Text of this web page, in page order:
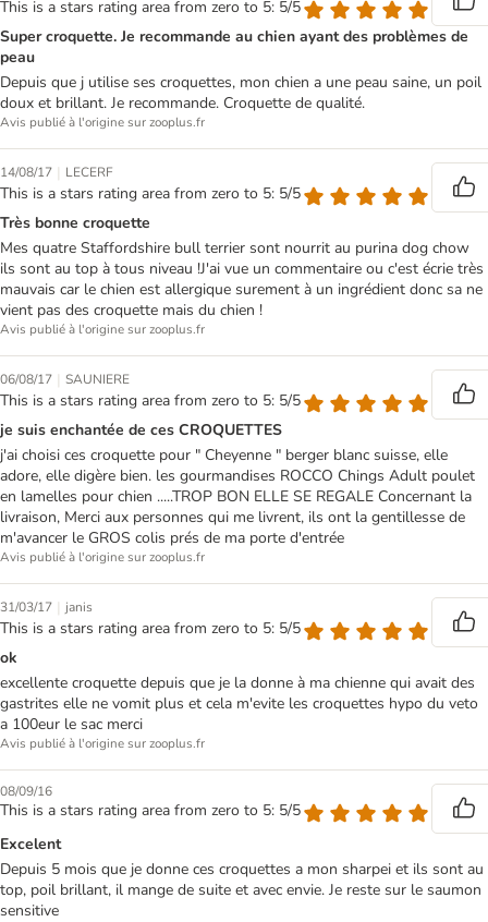
This is a stars rating area from zero to 5: 5/5
Super croquette. Je recommande au chien ayant des problèmes de
peau
Depuis que j utilise ses croquettes, mon chien a une peau saine, un poil
doux et brillant. Je recommande. Croquette de qualité.
Avis publié à l'origine sur zooplus.fr
14/08/17 | LECERF
This is a stars rating area from zero to 5: 5/5
Très bonne croquette
Mes quatre Staffordshire bull terrier sont nourrit au purina dog chow
ils sont au top à tous niveau !J'ai vue un commentaire ou c'est écrie très
mauvais car le chien est allergique surement à un ingrédient donc sa ne
vient pas des croquette mais du chien !
Avis publié à l'origine sur zooplus.fr
06/08/17 | SAUNIERE
This is a stars rating area from zero to 5: 5/5
je suis enchantée de ces CROQUETTES
j'ai choisi ces croquette pour " Cheyenne " berger blanc suisse, elle
adore, elle digère bien. les gourmandises ROCCO Chings Adult poulet
en lamelles pour chien .....TROP BON ELLE SE REGALE Concernant la
livraison, Merci aux personnes qui me livrent, ils ont la gentillesse de
m'avancer le GROS colis prés de ma porte d'entrée
Avis publié à l'origine sur zooplus.fr
31/03/17 | janis
This is a stars rating area from zero to 5: 5/5
ok
excellente croquette depuis que je la donne à ma chienne qui avait des
gastrites elle ne vomit plus et cela m'evite les croquettes hypo du veto
a 100eur le sac merci
Avis publié à l'origine sur zooplus.fr
08/09/16
This is a stars rating area from zero to 5: 5/5
Excelent
Depuis 5 mois que je donne ces croquettes a mon sharpei et ils sont au
top, poil brillant, il mange de suite et avec envie. Je reste sur le saumon
sensitive